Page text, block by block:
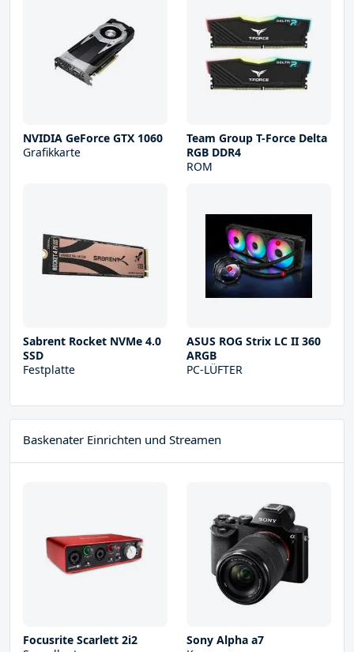
NVIDIA GeForce GTX 1060
Grafikkarte
Team Group T-Force Delta
RGB DDR4
ROM
Sabrent Rocket NVMe 4.0
SSD
Festplatte
ASUS ROG Strix LC II 360
ARGB
PC-LÜFTER
Baskenater Einrichten und Streamen
Focusrite Scarlett 2i2
Sony Alpha a7